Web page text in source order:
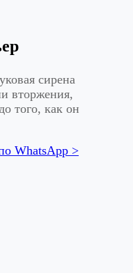
сирена
вторжения,
того, как он
WhatsApp >